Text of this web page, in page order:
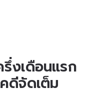
งเดือนแรก
ดีจัดเต็ม